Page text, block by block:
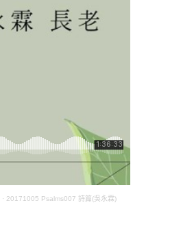
· 20171005 Psalms007 詩篇(吳永霖)